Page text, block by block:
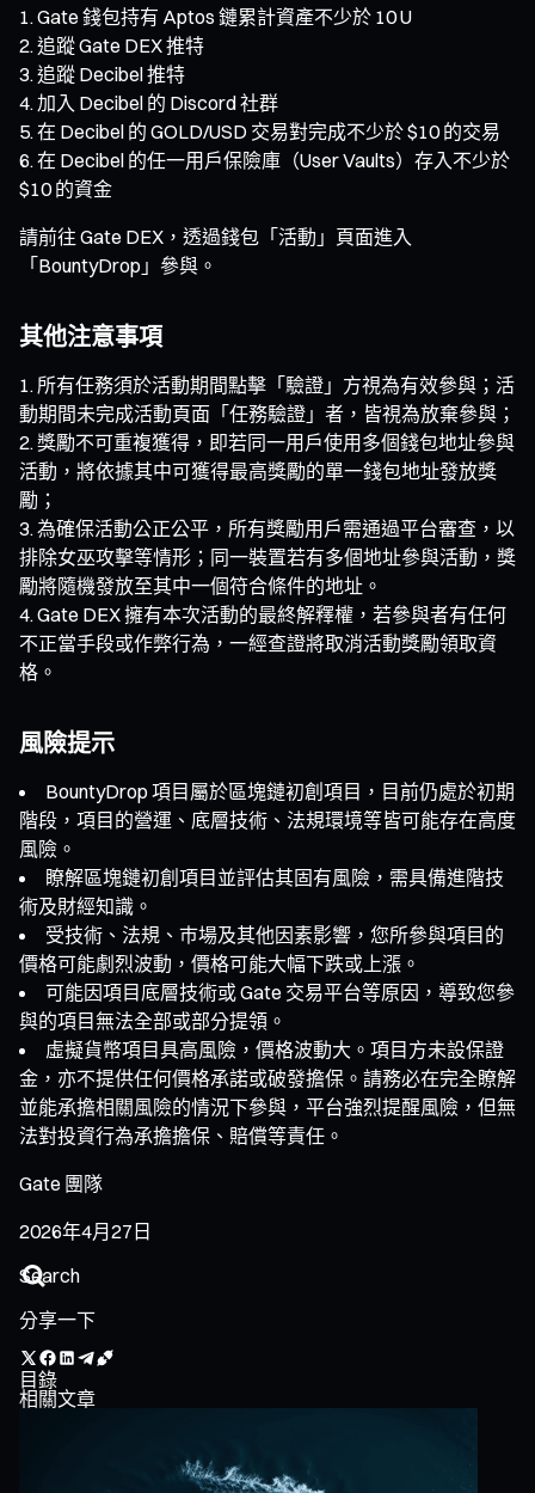
Gate 錢包持有 Aptos 鏈累計資產不少於 10 U
追蹤 Gate DEX 推特
追蹤 Decibel 推特
加入 Decibel 的 Discord 社群
在 Decibel 的 GOLD/USD 交易對完成不少於 $10 的交易
在 Decibel 的任一用戶保險庫（User Vaults）存入不少於
$10 的資金
請前往 Gate DEX，透過錢包「活動」頁面進入
「BountyDrop」參與。
其他注意事項
所有任務須於活動期間點擊「驗證」方視為有效參與；活
動期間未完成活動頁面「任務驗證」者，皆視為放棄參與；
獎勵不可重複獲得，即若同一用戶使用多個錢包地址參與
活動，將依據其中可獲得最高獎勵的單一錢包地址發放獎
勵；
為確保活動公正公平，所有獎勵用戶需通過平台審查，以
排除女巫攻擊等情形；同一裝置若有多個地址參與活動，獎
勵將隨機發放至其中一個符合條件的地址。
Gate DEX 擁有本次活動的最終解釋權，若參與者有任何
不正當手段或作弊行為，一經查證將取消活動獎勵領取資
格。
風險提示
BountyDrop 項目屬於區塊鏈初創項目，目前仍處於初期
階段，項目的營運、底層技術、法規環境等皆可能存在高度
風險。
瞭解區塊鏈初創項目並評估其固有風險，需具備進階技
術及財經知識。
受技術、法規、巿場及其他因素影響，您所參與項目的
價格可能劇烈波動，價格可能大幅下跌或上漲。
可能因項目底層技術或 Gate 交易平台等原因，導致您參
與的項目無法全部或部分提領。
虛擬貨幣項目具高風險，價格波動大。項目方未設保證
金，亦不提供任何價格承諾或破發擔保。請務必在完全瞭解
並能承擔相關風險的情況下參與，平台強烈提醒風險，但無
法對投資行為承擔擔保、賠償等責任。
Gate 團隊
2026年4月27日
分享一下
目錄
相關文章